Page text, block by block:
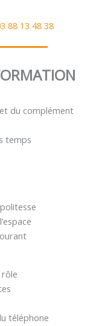
88 13 48 38
du complément
temps
téléphone